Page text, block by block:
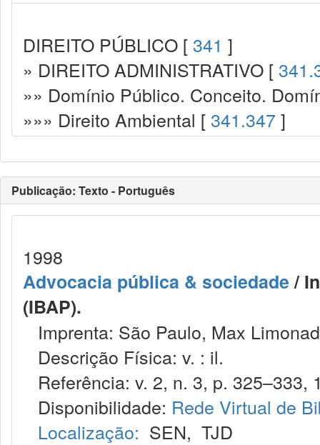
DIREITO PÚBLICO [ 341 ]
» DIREITO ADMINISTRATIVO [
»» Domínio Público. Conceito.
»»» Direito Ambiental [ 341.347 ]
Publicação: Texto - Português
1998
Advocacia pública & sociedade/
(IBAP).
Imprenta: São Paulo, Max
Descrição Física: v. : il.
Referência: v. 2, n. 3, p. 325–333,
Disponibilidade: Rede Virtual de
Localização: SEN, TJD